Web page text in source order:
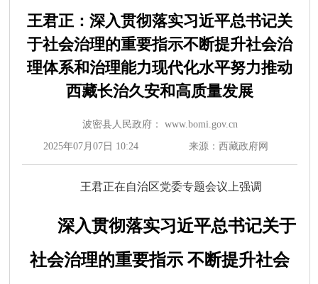
王君正：深入贯彻落实习近平总书记关
于社会治理的重要指示不断提升社会治
理体系和治理能力现代化水平努力推动
西藏长治久安和高质量发展
波密县人民政府： www.bomi.gov.cn
2025年07月07日 10:24 来源：西藏政府网
王君正在自治区党委专题会议上强调
深入贯彻落实习近平总书记关于
社会治理的重要指示 不断提升社会